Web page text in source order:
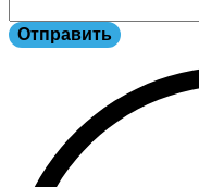
Отправить